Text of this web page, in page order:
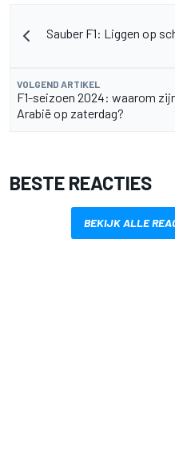
Sauber F1: Liggen op
VOLGEND ARTIKEL
F1-seizoen 2024: waarom
Arabië op zaterdag?
BESTE REACTIES
BEKIJK ALLE